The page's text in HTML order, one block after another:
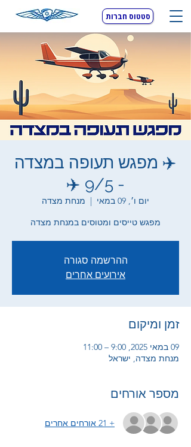
סטטוס חברות
✈️ מפגש תעופה במצדה
- 9/5 ✈️
יום ו׳, 09 במאי
  |
מנחת מצדה
מפגש טייסים ומטוסים במנחת מצדה
ההרשמה סגורה
אירועים אחרים
זמן ומיקום
09 במאי 2025, 9:00 – 11:00
מנחת מצדה, ישראל
מספר אורחים
+ 21 אורחים אחרים